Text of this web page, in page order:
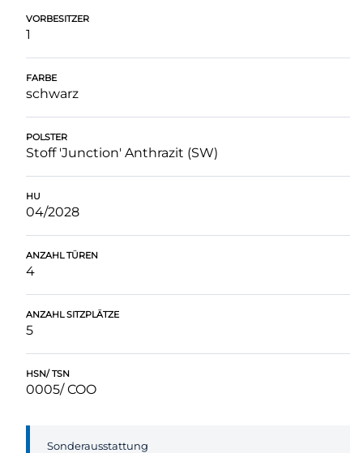
VORBESITZER
1
FARBE
schwarz
POLSTER
Stoff 'Junction' Anthrazit (SW)
HU
04/2028
ANZAHL TÜREN
4
ANZAHL SITZPLÄTZE
5
HSN/ TSN
0005/ COO
Sonderausstattung